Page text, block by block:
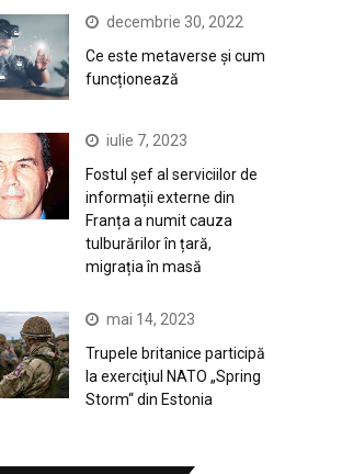
decembrie 30, 2022
Ce este metaverse și cum
funcționează
iulie 7, 2023
Fostul șef al serviciilor de
informații externe din
Franța a numit cauza
tulburărilor în țară,
migrația în masă
mai 14, 2023
Trupele britanice participă
la exerciţiul NATO „Spring
Storm“ din Estonia